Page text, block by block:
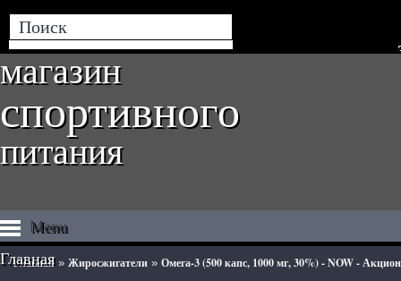
магазин
спортивного
питания
Menu
Главная
Главная» Жиросжигатели » Омега-3 (500 капс, 1000 мг, 30%) - NOW -